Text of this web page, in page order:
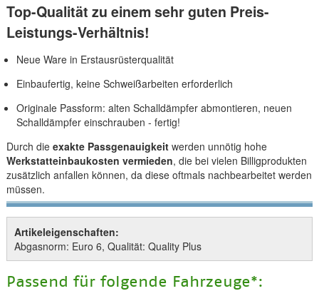
Top-Qualität zu einem sehr guten Preis-
Leistungs-Verhältnis!
Neue Ware in Erstausrüsterqualität
Einbaufertig, keine Schweißarbeiten erforderlich
Originale Passform: alten Schalldämpfer abmontieren, neuen
Schalldämpfer einschrauben - fertig!
Durch die exakte Passgenauigkeitwerden unnötig hohe
Werkstatteinbaukosten vermieden, die bei vielen Billigprodukten
zusätzlich anfallen können, da diese oftmals nachbearbeitet werden
müssen.
Artikeleigenschaften:
Abgasnorm: Euro 6, Qualität: Quality Plus
Passend für folgende Fahrzeuge*: